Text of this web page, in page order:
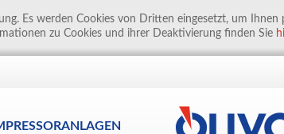
Es werden Cookies von Dritten eingesetzt, um
zu Cookies und ihrer Deaktivierung finden Sie